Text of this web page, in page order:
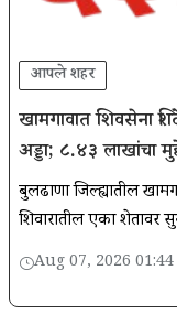
आपले शहर
खामगावात शिवसेना
अड्डा; ८.४३ लाखांचा
बुलढाणा जिल्ह्यातील
शिवारातील एका शेतावर
धडक कारवाई करत १२
Aug 07, 2026